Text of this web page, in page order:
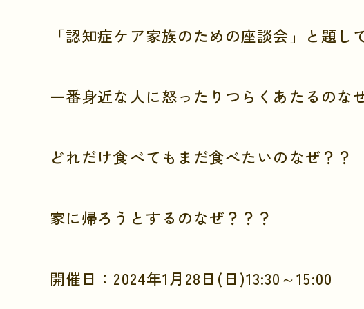
「認知症ケア家族のための座談会」と題
一番身近な人に怒ったりつらくあたるのな
どれだけ食べてもまだ食べたいのなぜ？？
家に帰ろうとするのなぜ？？？
開催日：2024年1月28日(日)13:30～15:00